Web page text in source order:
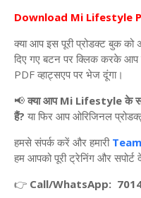
Download Mi Lifestyle
क्या आप इस पूरी प्रोडक्ट बुक को
दिए गए बटन पर क्लिक करके आप
PDF व्हाट्सएप पर भेज दूंगा।
📢 क्या आप Mi Lifestyle के
हैं? या फिर आप ओरिजिनल
हमसे संपर्क करें और हमारी
हम आपको पूरी ट्रेनिंग और सपोर्ट
👉 Call/WhatsApp: